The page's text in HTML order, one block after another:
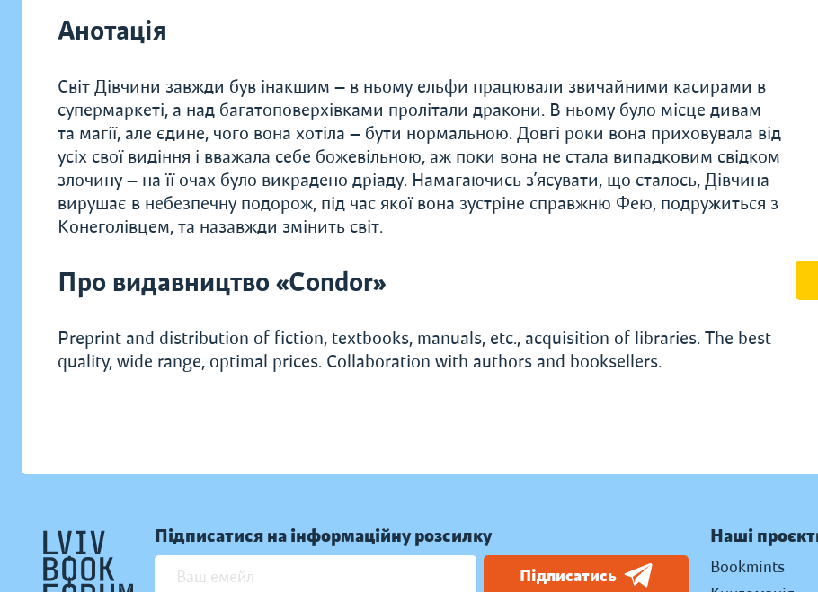
Анотація
Світ Дівчини завжди був інакшим — в ньому ельфи працювали звичайними касирами в
супермаркеті, а над багатоповерхівками пролітали дракони. В ньому було місце дивам
та магії, але єдине, чого вона хотіла — бути нормальною. Довгі роки вона приховувала від
усіх свої видіння і вважала себе божевільною, аж поки вона не стала випадковим свідком
злочину — на її очах було викрадено дріаду. Намагаючись з’ясувати, що сталось, Дівчина
вирушає в небезпечну подорож, під час якої вона зустріне справжню Фею, подружиться з
Конеголівцем, та назавжди змінить світ.
Про видавництво «Condor»
Preprint and distribution of fiction, textbooks, manuals, etc., acquisition of libraries. The best
quality, wide range, optimal prices. Collaboration with authors and booksellers.
Підписатися на інформаційну розсилку
Підписатись
Наші
Bookmints